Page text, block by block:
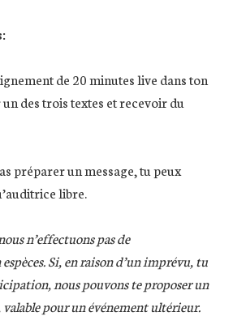
de 20 minutes live dans ton
des trois textes et recevoir du
préparer un message, tu peux
libre.
n’effectuons pas de
Si, en raison d’un imprévu, tu
nous pouvons te proposer un
valable pour un événement ultérieur.